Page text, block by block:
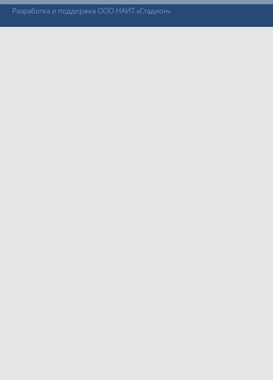
Разработка и поддержка ООО НАИТ «Стадион»